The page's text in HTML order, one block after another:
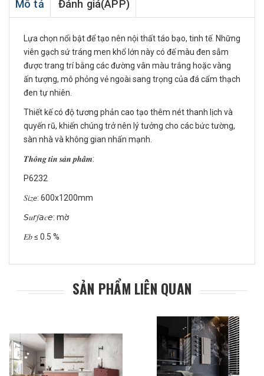
Mô tả Đánh giá(APP)
Lựa chọn nổi bật để tạo nên nội thất táo bạo, tinh tế. Những
viên gạch sứ tráng men khổ lớn này có đế màu đen sẫm
được trang trí bằng các đường vân màu trắng hoặc vàng
ấn tượng, mô phỏng vẻ ngoài sang trọng của đá cẩm thạch
đen tự nhiên.
Thiết kế có độ tương phản cao tạo thêm nét thanh lịch và
quyến rũ, khiến chúng trở nên lý tưởng cho các bức tường,
sàn nhà và không gian nhấn mạnh.
𝑻𝒉𝒐̂𝒏𝒈 𝒕𝒊𝒏 𝒔𝒂̉𝒏 𝒑𝒉𝒂̂̉𝒎:
P6232
𝑆𝘪𝑧𝘦: 600x1200mm
𝘚𝑢𝘳𝑓𝘢𝑐𝘦: mờ
𝐸𝑏 ≤ 0.5 %
SẢN PHẨM LIÊN QUAN